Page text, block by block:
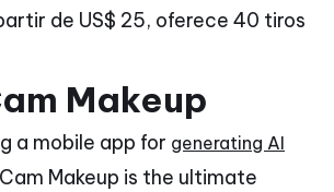
de US$ 25, oferece 40 tiros
Makeup
a mobile app for generating AI
Makeup is the ultimate